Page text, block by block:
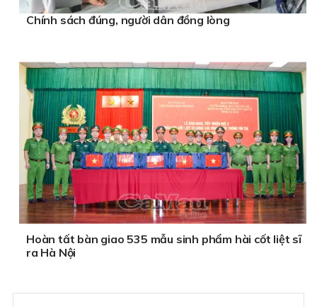
Chính sách đúng, người dân đồng lòng
Hoàn tất bàn giao 535 mẫu sinh phẩm hài cốt liệt sĩ
ra Hà Nội